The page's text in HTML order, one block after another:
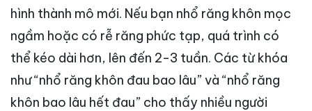
hình thành mô mới. Nếu bạn nhổ răng khôn mọc
ngầm hoặc có rễ răng phức tạp, quá trình có
thể kéo dài hơn, lên đến 2-3 tuần. Các từ khóa
như “nhổ răng khôn đau bao lâu” và “nhổ răng
khôn bao lâu hết đau” cho thấy nhiều người